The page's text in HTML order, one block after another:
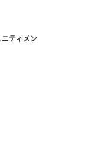
ティメン